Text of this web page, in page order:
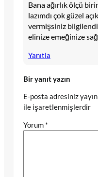
Bana ağırlık ölçü
lazımdı çok güzel
vermişsiniz
elinize emeğinize
Yanıtla
Bir yanıt yazın
E-posta adresiniz
ile işaretlenmişlerdir
Yorum *